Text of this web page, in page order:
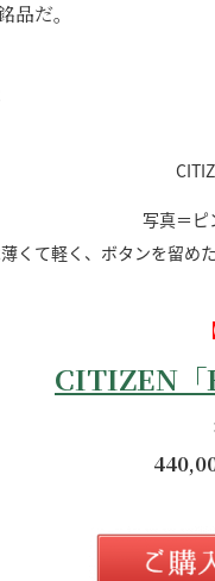
だ。
写真＝
くて軽く、ボタンを留め
CITIZEN